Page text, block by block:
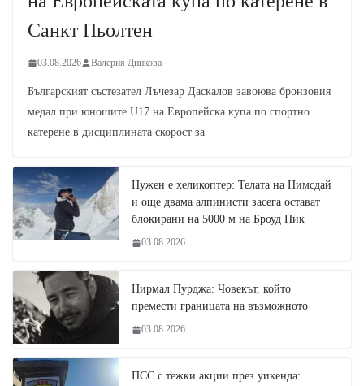
Санкт Пьолтен
03.08.2026 Валерия Динкова
Българският състезател Лъчезар Даскалов завоюва бронзовия
медал при юношите U17 на Европейска купа по спортно
катерене в дисциплината скорост за
Нужен е хеликоптер: Телата на Нимсдай
и още двама алпинисти засега остават
блокирани на 5000 м на Броуд Пик
03.08.2026
Нирмал Пурджа: Човекът, който
премести границата на възможното
03.08.2026
ПСС с тежки акции през уикенда: